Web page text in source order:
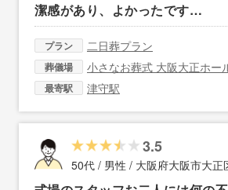
潔感があり、よかったです…
プラン 二日葬プラン
葬儀場 小さなお葬式 大阪大正ホー
最寄駅 津守駅
3.5
50代 / 男性 / 大阪府大阪市大正